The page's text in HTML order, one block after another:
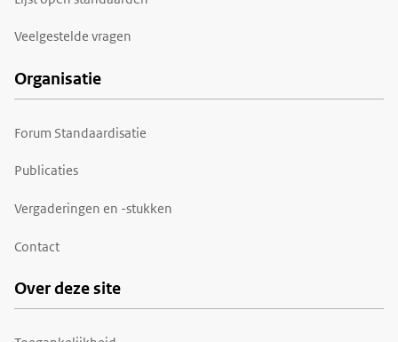
Veelgestelde vragen
Organisatie
Forum Standaardisatie
Publicaties
Vergaderingen en -stukken
Contact
Over deze site